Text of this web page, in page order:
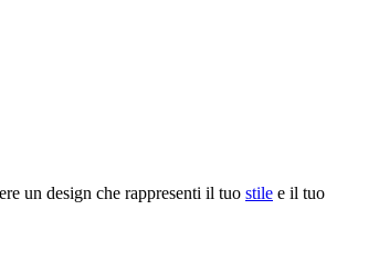
un design che rappresenti il tuo stile e il tuo